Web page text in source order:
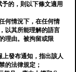
的，則以下條文適用
何情況下，在任何情
以其所能理解的語言
理由。被拘留或限
發布通知，指出該人
的法律規定；